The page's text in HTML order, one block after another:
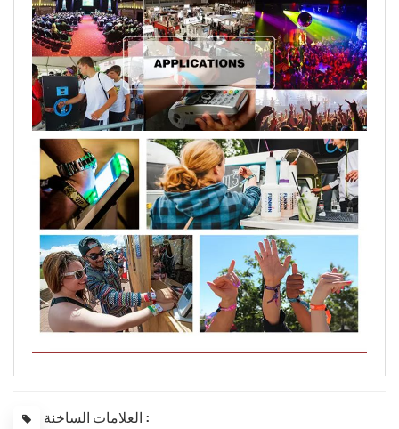
العلامات الساخنة :